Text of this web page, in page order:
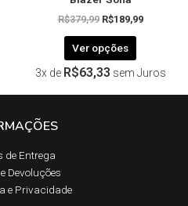
R$379,99 R$189,99
Ver opções
3x de R$63,33 sem Juros
de Entrega​
Devoluções​
e Privacidade